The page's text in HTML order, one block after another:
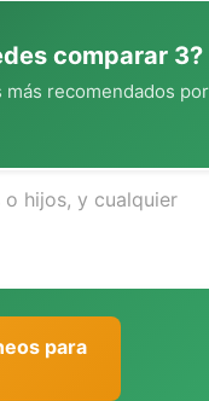
comparar 3?
recomendados
para